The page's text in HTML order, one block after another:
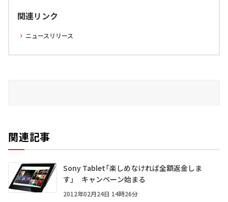
関連リンク
ニュースリリース
関連記事
Sony Tablet「楽しめなければ全額返金しま
す」 キャンペーン始まる
2012年02月24日 14時26分